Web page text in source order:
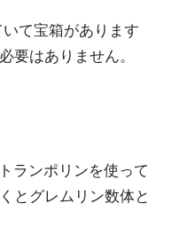
て宝箱があります
要はありません。
ランポリンを使って
とグレムリン数体と